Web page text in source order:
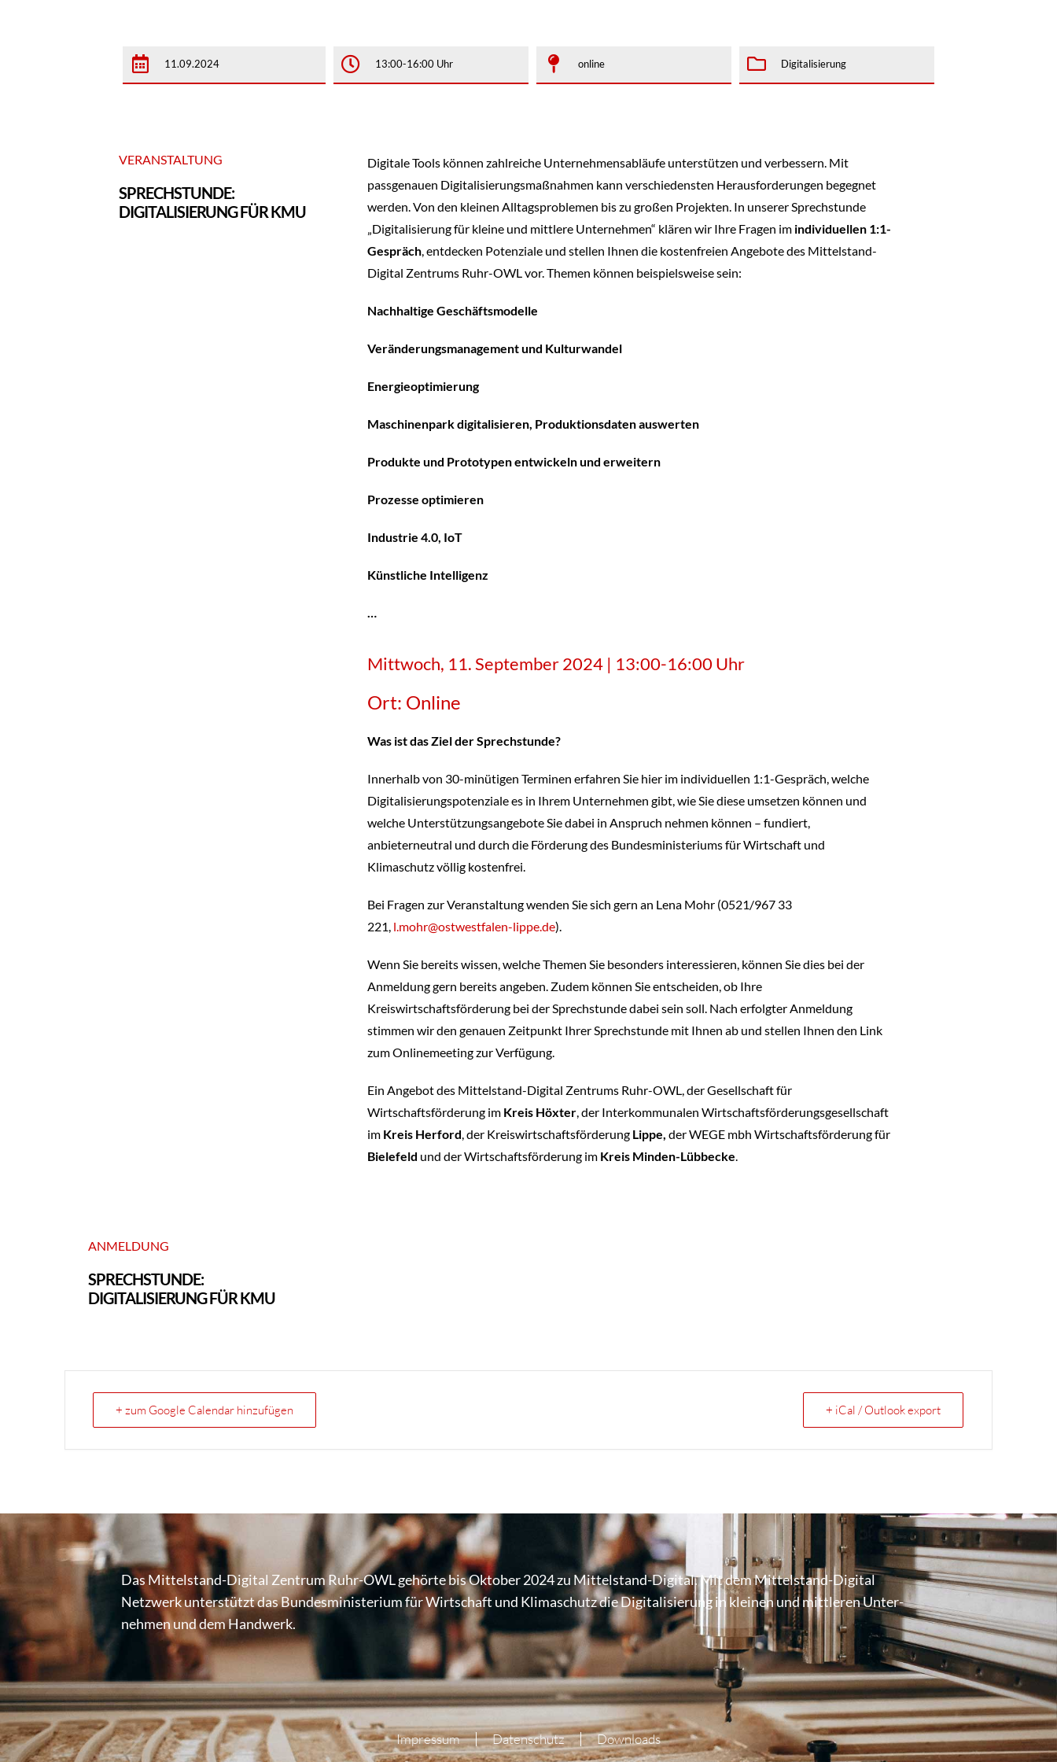
11.09.2024 13:00-16:00 Uhr online Digitalisierung
VERANSTALTUNG
SPRECHSTUNDE:
DIGITALISIERUNG FÜR KMU
Digitale Tools können zahlreiche Unternehmensabläufe unterstützen und verbessern. Mit
passgenauen Digitalisierungsmaßnahmen kann verschiedensten Herausforderungen begegnet
werden. Von den kleinen Alltagsproblemen bis zu großen Projekten. In unserer Sprechstunde
„Digitalisierung für kleine und mittlere Unternehmen“ klären wir Ihre Fragen im individuellen 1:1-
Gespräch, entdecken Potenziale und stellen Ihnen die kostenfreien Angebote des Mittelstand-
Digital Zentrums Ruhr-OWL vor. Themen können beispielsweise sein:
Nachhaltige Geschäftsmodelle
Veränderungsmanagement und Kulturwandel
Energieoptimierung
Maschinenpark digitalisieren, Produktionsdaten auswerten
Produkte und Prototypen entwickeln und erweitern
Prozesse optimieren
Industrie 4.0, IoT
Künstliche Intelligenz
…
Mittwoch, 11. September 2024 | 13:00-16:00 Uhr
Ort: Online
Was ist das Ziel der Sprechstunde?
Innerhalb von 30-minütigen Terminen erfahren Sie hier im individuellen 1:1-Gespräch, welche
Digitalisierungspotenziale es in Ihrem Unternehmen gibt, wie Sie diese umsetzen können und
welche Unterstützungsangebote Sie dabei in Anspruch nehmen können – fundiert,
anbieterneutral und durch die Förderung des Bundesministeriums für Wirtschaft und
Klimaschutz völlig kostenfrei.
Bei Fragen zur Veranstaltung wenden Sie sich gern an Lena Mohr (0521/967 33
221, l.mohr@ostwestfalen-lippe.de).
Wenn Sie bereits wissen, welche Themen Sie besonders interessieren, können Sie dies bei der
Anmeldung gern bereits angeben. Zudem können Sie entscheiden, ob Ihre
Kreiswirtschaftsförderung bei der Sprechstunde dabei sein soll. Nach erfolgter Anmeldung
stimmen wir den genauen Zeitpunkt Ihrer Sprechstunde mit Ihnen ab und stellen Ihnen den Link
zum Onlinemeeting zur Verfügung.
Ein Angebot des Mittelstand-Digital Zentrums Ruhr-OWL, der Gesellschaft für
Wirtschaftsförderung im Kreis Höxter, der Interkommunalen Wirtschaftsförderungsgesellschaft
im Kreis Herford , der Kreiswirtschaftsförderung Lippe, der WEGE mbh Wirtschaftsförderung für
Bielefeld und der Wirtschaftsförderung im Kreis Minden-Lübbecke
ANMELDUNG
SPRECHSTUNDE:
DIGITALISIERUNG FÜR KMU
+ zum Google Calendar hinzufügen + iCal / Outlook export
Das Mittel­stand-Digital Zentrum Ruhr-OWL gehörte bis Oktober 2024 zu Mittel­stand-Digital. Mit dem Mittel­stand-Digital
Netzwerk unter­stützt das Bundes­mi­nis­te­rium für Wirt­schaft und Klima­schutz die Digi­ta­li­sie­rung in kleinen und mittleren Unter­
nehmen und dem Handwerk.
Impressum Datenschutz Downloads